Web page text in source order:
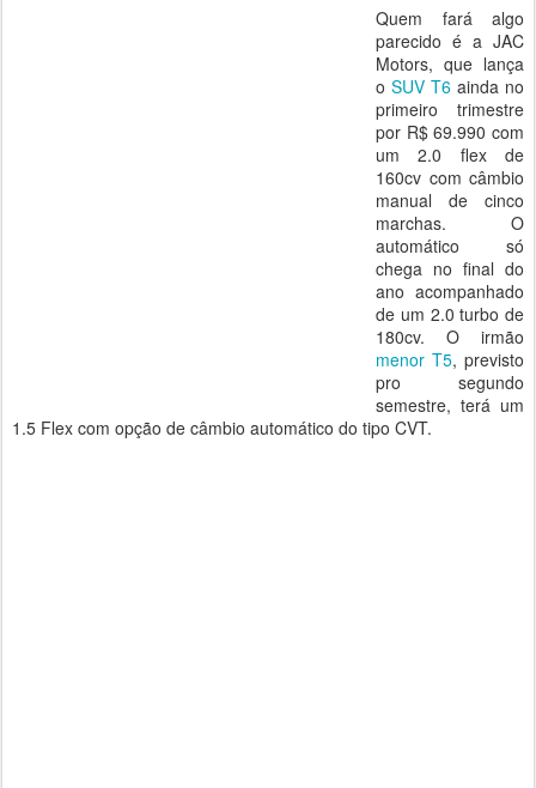
Quem fará algo
parecido é a JAC
Motors, que lança
o SUV T6 ainda no
primeiro trimestre
por R$ 69.990 com
um 2.0 flex de
160cv com câmbio
manual de cinco
marchas. O
automático só
chega no final do
ano acompanhado
de um 2.0 turbo de
180cv. O irmão
menor T5, previsto
pro segundo
semestre, terá um
1.5 Flex com opção de câmbio automático do tipo CVT.